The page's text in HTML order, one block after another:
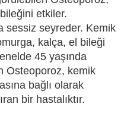
etkiler.
sessiz seyreder. Kemik
omurga, kalça, el bileği
45 yaşında
Osteoporoz, kemik
bağlı olarak
bir hastalıktır.